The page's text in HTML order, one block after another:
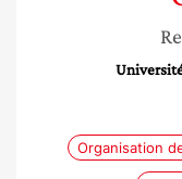
Organisation